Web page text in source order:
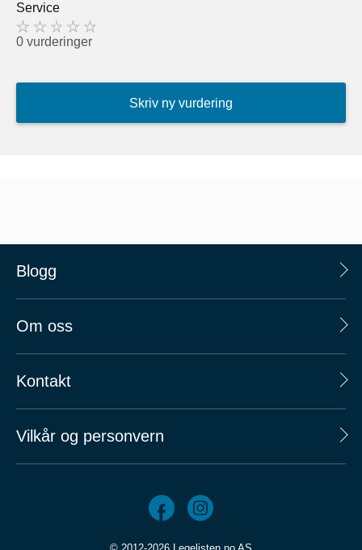
Service
0 vurderinger
Skriv ny vurdering
Blogg
Om oss
Kontakt
Vilkår og personvern